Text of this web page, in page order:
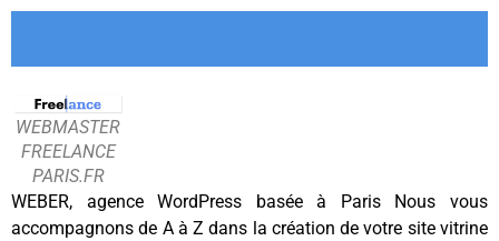
WEBMASTER
FREELANCE
PARIS.FR
WEBER, agence WordPress basée à Paris Nous vous
accompagnons de A à Z dans la création de votre site vitrine